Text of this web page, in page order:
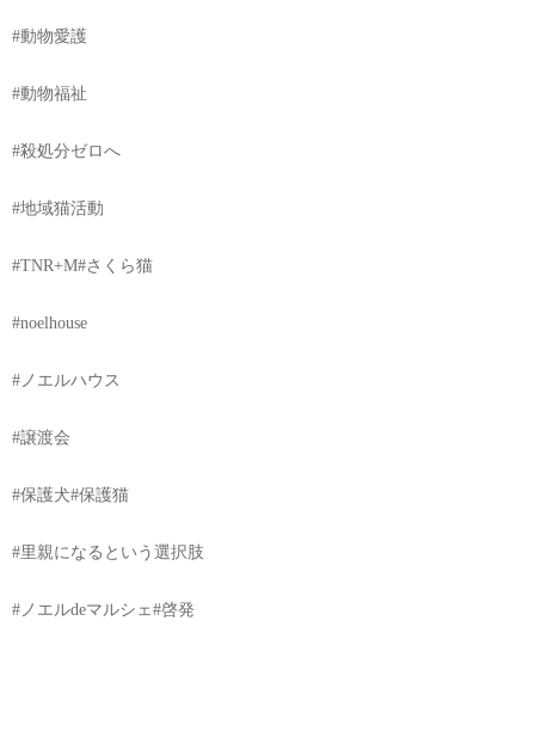
#動物愛護
#動物福祉
#殺処分ゼロへ
#地域猫活動
#TNR+M#さくら猫
#noelhouse
#ノエルハウス
#譲渡会
#保護犬#保護猫
#里親になるという選択肢
#ノエルdeマルシェ#啓発